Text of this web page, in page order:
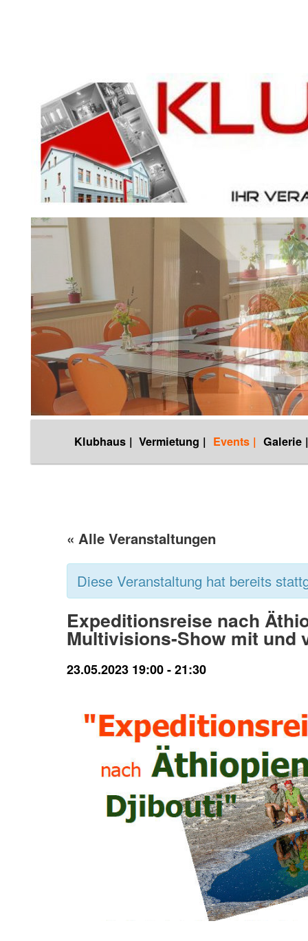
Zum
wechseln
Klubhaus | Vermietung | Events | Galerie |
« Alle Veranstaltungen
Diese Veranstaltung hat bereits
Expeditionsreise nach
Multivisions-Show mit und
23.05.2023 19:00-21:30